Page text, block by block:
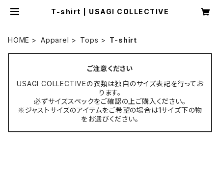
T-shirt | USAGI COLLECTIVE
HOME Apparel Tops T-shirt
ご注意ください
USAGI COLLECTIVEの衣類は独自のサイズ表記を行ってお
ります。
必ずサイズスペックをご確認の上ご購入ください。
※ジャストサイズのアイテムをご希望の場合は1サイズ下の物
をお選びください。